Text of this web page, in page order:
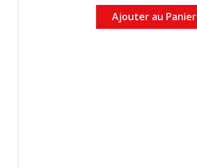
Ajouter au Panier